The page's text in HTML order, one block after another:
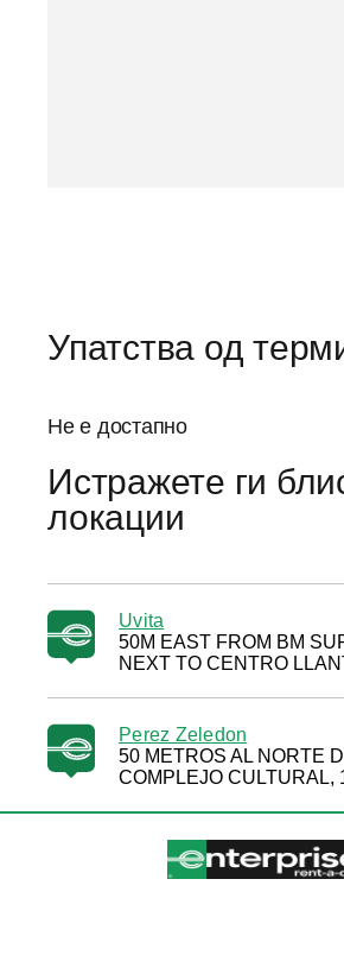
Упатства од
Не е достапно
Истражете ги
локации
Uvita
50M EAST FROM BM
NEXT TO CENTRO
Perez Zeledon
50 METROS AL NORTE
COMPLEJO CULTURAL,